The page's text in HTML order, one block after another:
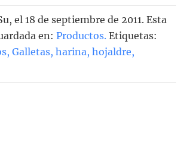
, el 18 de septiembre de 2011. Esta
en: Productos. Etiquetas:
, Galletas, harina, hojaldre,